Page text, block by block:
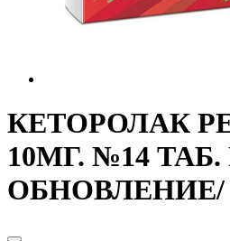
КЕТОРОЛАК
10МГ. №14
ОБНОВЛЕНИЕ/